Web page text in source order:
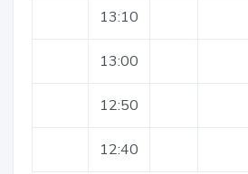
13:10
13:00
12:50
12:40